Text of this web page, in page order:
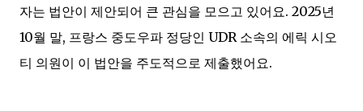
자는 법안이 제안되어 큰 관심을 모으고 있어요. 2025년
10월 말, 프랑스 중도우파 정당인 UDR 소속의 에릭 시오
티 의원이 이 법안을 주도적으로 제출했어요.